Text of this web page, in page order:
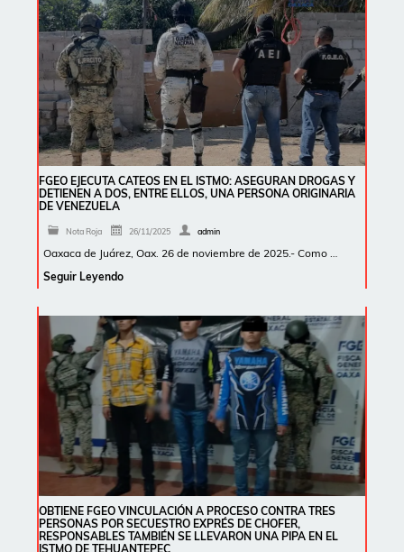
FGEO EJECUTA CATEOS EN EL ISTMO: ASEGURAN DROGAS Y
DETIENEN A DOS, ENTRE ELLOS, UNA PERSONA ORIGINARIA
DE VENEZUELA
Nota Roja 26/11/2025 admin
Oaxaca de Juárez, Oax. 26 de noviembre de 2025.- Como …
Seguir Leyendo
OBTIENE FGEO VINCULACIÓN A PROCESO CONTRA TRES
PERSONAS POR SECUESTRO EXPRÉS DE CHOFER,
RESPONSABLES TAMBIÉN SE LLEVARON UNA PIPA EN EL
ISTMO DE TEHUANTEPEC